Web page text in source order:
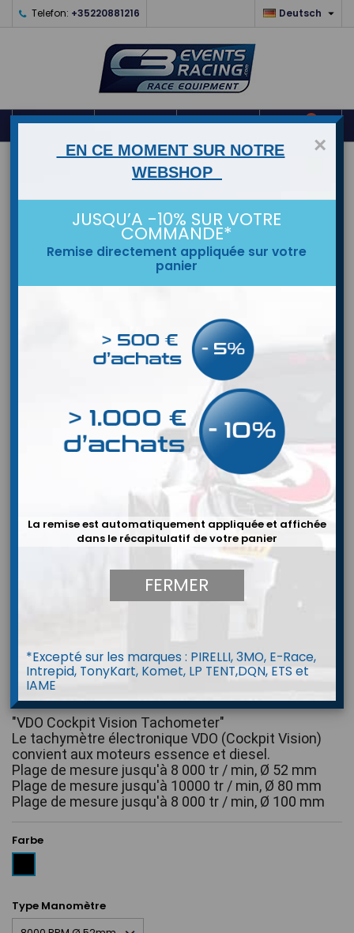
Telefon: +35220881216 Deutsch 
   shopping_cart0
Jauge VDO de RPM
"VDO Cockpit Vision Tachometer"
Le tachymètre électronique VDO (Cockpit Vision)
convient aux moteurs essence et diesel.
Plage de mesure jusqu'à 8 000 tr / min, Ø 52 mm
Plage de mesure jusqu'à 10000 tr / min, Ø 80 mm
Plage de mesure jusqu'à 8 000 tr / min, Ø 100 mm
Farbe
Type Manomètre
×
EN CE MOMENT SUR NOTRE
WEBSHOP
JUSQU’A -10% SUR VOTRE
COMMANDE*
Remise directement appliquée sur votre
panier
La remise est automatiquement appliquée et affichée
dans le récapitulatif de votre panier
FERMER
*Excepté sur les marques : PIRELLI, 3MO, E-Race,
Intrepid, TonyKart, Komet, LP TENT,DQN, ETS et
IAME